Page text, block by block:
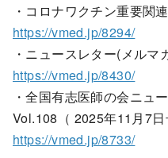
・コロナワクチン重要関
https://vmed.jp/8294/
・ニュースレター(メル
https://vmed.jp/8430/
・全国有志医師の会ニュ
Vol.108（ 2025年11月7日
https://vmed.jp/8733/